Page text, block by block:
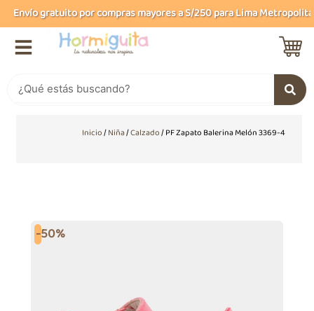
al
contenido
Envío gratuito por compras mayores a S/250 para Lima
Inicio/Niña/Calzado/ PF Zapato Balerina Melón 3369-4
-50%